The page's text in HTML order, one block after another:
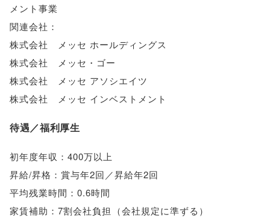
メント事業
関連会社：
株式会社 メッセ ホールディングス
株式会社 メッセ・ゴー
株式会社 メッセ アソシエイツ
株式会社 メッセ インベストメント
待遇／福利厚生
初年度年収：400万以上
昇給/昇格：賞与年2回／昇給年2回
平均残業時間：0.6時間
家賃補助：7割会社負担
（会社規定に準ずる ）